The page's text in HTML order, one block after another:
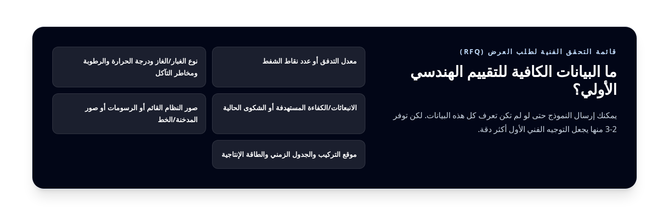
قائمة التحقق الفنية لطلب العرض (RFQ)
ما البيانات الكافية للتقييم الهندسي
الأولي؟
يمكنك إرسال النموذج حتى لو لم تكن تعرف كل هذه البيانات. لكن توفر
2-3 منها يجعل التوجيه الفني الأول أكثر دقة.
معدل التدفق أو عدد نقاط الشفط
نوع الغبار/الغاز ودرجة الحرارة والرطوبة
ومخاطر التآكل
الانبعاثات/الكفاءة المستهدفة أو الشكوى الحالية
صور النظام القائم أو الرسومات أو صور
المدخنة/الخط
موقع التركيب والجدول الزمني والطاقة الإنتاجية